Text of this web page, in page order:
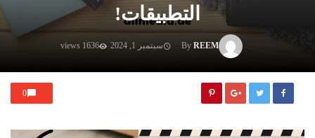
التطبيقات!
By REEM سبتمبر 1, 2024 1636 views
0